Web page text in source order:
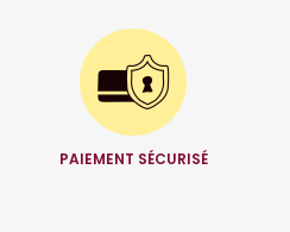
PAIEMENT SÉCURISÉ